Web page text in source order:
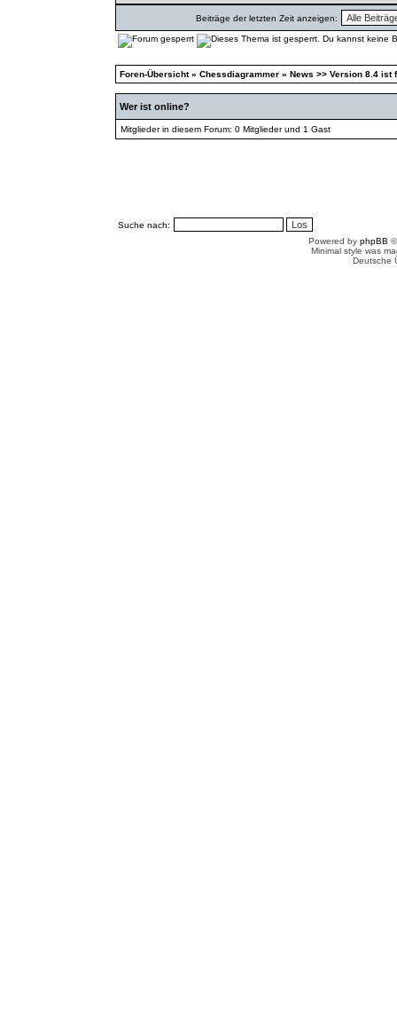
Beiträge der letzten Zeit anzeigen:
Foren-Übersicht» Chessdiagrammer » News >> Version 8.4 ist
Wer ist online?
Mitglieder in diesem Forum: 0 Mitglieder und 1 Gast
Suche nach:
Powered by phpBB
Minimal style was
Deutsche